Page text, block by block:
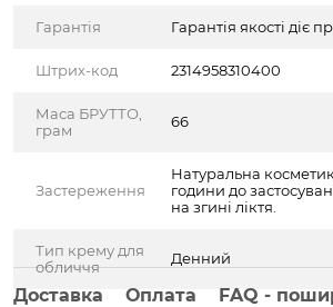
Гарантія Гарантія якості діє
Штрих-код 2314958310400
Маса БРУТТО,
грам
66
Застереження
Натуральна
години до
на згині ліктя.
Тип крему для
обличчя
Денний
Доставка Оплата FAQ -